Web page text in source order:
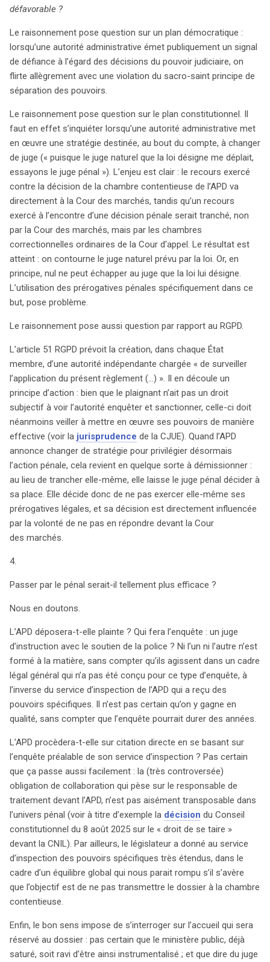
défavorable ?
Le raisonnement pose question sur un plan démocratique :
lorsqu’une autorité administrative émet publiquement un signal
de défiance à l’égard des décisions du pouvoir judiciaire, on
flirte allègrement avec une violation du sacro-saint principe de
séparation des pouvoirs.
Le raisonnement pose question sur le plan constitutionnel. Il
faut en effet s’inquiéter lorsqu’une autorité administrative met
en œuvre une stratégie destinée, au bout du compte, à changer
de juge (« puisque le juge naturel que la loi désigne me déplait,
essayons le juge pénal »). L’enjeu est clair : le recours exercé
contre la décision de la chambre contentieuse de l’APD va
directement à la Cour des marchés, tandis qu’un recours
exercé à l’encontre d’une décision pénale serait tranché, non
par la Cour des marchés, mais par les chambres
correctionnelles ordinaires de la Cour d’appel. Le résultat est
atteint : on contourne le juge naturel prévu par la loi. Or, en
principe, nul ne peut échapper au juge que la loi lui désigne.
L’utilisation des prérogatives pénales spécifiquement dans ce
but, pose problème.
Le raisonnement pose aussi question par rapport au RGPD.
L’article 51 RGPD prévoit la création, dans chaque État
membre, d’une autorité indépendante chargée « de surveiller
l’application du présent règlement (…) ». Il en découle un
principe d’action : bien que le plaignant n’ait pas un droit
subjectif à voir l’autorité enquêter et sanctionner, celle-ci doit
néanmoins veiller à mettre en œuvre ses pouvoirs de manière
effective (voir la jurisprudence de la CJUE). Quand l’APD
annonce changer de stratégie pour privilégier désormais
l’action pénale, cela revient en quelque sorte à démissionner :
au lieu de trancher elle-même, elle laisse le juge pénal décider à
sa place. Elle décide donc de ne pas exercer elle-même ses
prérogatives légales, et sa décision est directement influencée
par la volonté de ne pas en répondre devant la Cour
des marchés.
4.
Passer par le pénal serait-il tellement plus efficace ?
Nous en doutons.
L’APD déposera-t-elle plainte ? Qui fera l’enquête : un juge
d’instruction avec le soutien de la police ? Ni l’un ni l’autre n’est
formé à la matière, sans compter qu’ils agissent dans un cadre
légal général qui n’a pas été conçu pour ce type d’enquête, à
l’inverse du service d’inspection de l’APD qui a reçu des
pouvoirs spécifiques. Il n’est pas certain qu’on y gagne en
qualité, sans compter que l’enquête pourrait durer des années.
L’APD procèdera-t-elle sur citation directe en se basant sur
l’enquête préalable de son service d’inspection ? Pas certain
que ça passe aussi facilement : la (très controversée)
obligation de collaboration qui pèse sur le responsable de
traitement devant l’APD, n’est pas aisément transposable dans
l’univers pénal (voir à titre d’exemple la décision du Conseil
constitutionnel du 8 août 2025 sur le « droit de se taire »
devant la CNIL). Par ailleurs, le législateur a donné au service
d’inspection des pouvoirs spécifiques très étendus, dans le
cadre d’un équilibre global qui nous parait rompu s’il s’avère
que l’objectif est de ne pas transmettre le dossier à la chambre
contentieuse.
Enfin, le bon sens impose de s’interroger sur l’accueil qui sera
réservé au dossier : pas certain que le ministère public, déjà
saturé, soit ravi d’être ainsi instrumentalisé ; et que dire du juge
search